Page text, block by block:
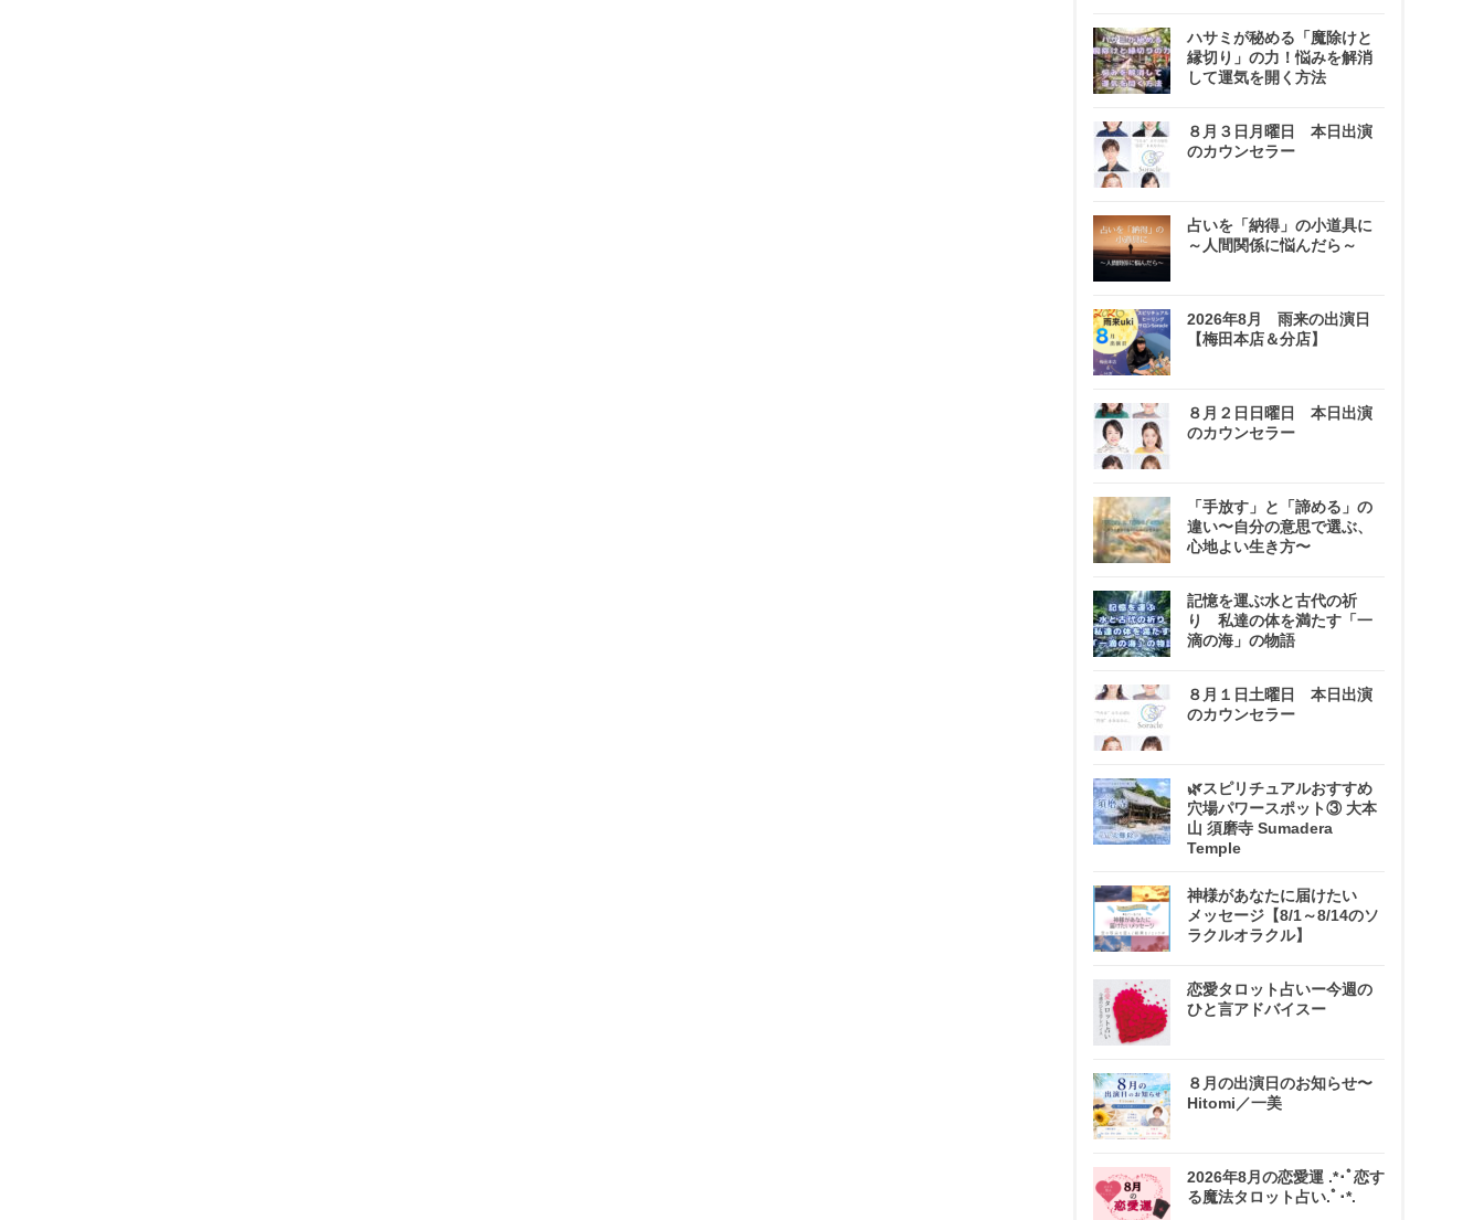
ハサミが秘める「魔除けと
縁切り」の力！悩みを解消
して運気を開く方法
８月３日月曜日 本日出演
のカウンセラー
占いを「納得」の小道具に
～人間関係に悩んだら～
2026年8月 雨来の出演日
【梅田本店＆分店】
８月２日日曜日 本日出演
のカウンセラー
「手放す」と「諦める」の
違い〜自分の意思で選ぶ、
心地よい生き方〜
記憶を運ぶ水と古代の祈
り 私達の体を満たす「一
滴の海」の物語
８月１日土曜日 本日出演
のカウンセラー
🌿スピリチュアルおすすめ
穴場パワースポット③ 大本
山 須磨寺 Sumadera
Temple
神様があなたに届けたい
メッセージ【8/1～8/14のソ
ラクルオラクル】
恋愛タロット占いー今週の
ひと言アドバイスー
８月の出演日のお知らせ〜
Hitomi／一美
2026年8月の恋愛運 .*･ﾟ恋す
る魔法タロット占い.ﾟ･*.